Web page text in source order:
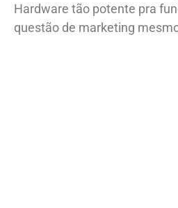
Hardware tão potente pra
questão de marketing